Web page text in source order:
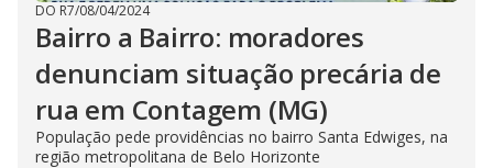
DO R7/08/04/2024
Bairro a Bairro: moradores
denunciam situação precária de
rua em Contagem (MG)
População pede providências no bairro Santa Edwiges, na
região metropolitana de Belo Horizonte